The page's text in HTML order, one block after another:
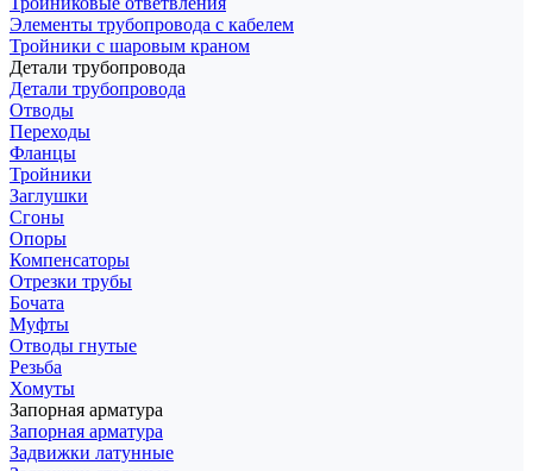
Элементы трубопровода с кабелем
Тройники с шаровым краном
Детали трубопровода
Детали трубопровода
Отводы
Переходы
Фланцы
Тройники
Заглушки
Сгоны
Опоры
Компенсаторы
Отрезки трубы
Бочата
Муфты
Отводы гнутые
Резьба
Хомуты
Запорная арматура
Запорная арматура
Задвижки латунные